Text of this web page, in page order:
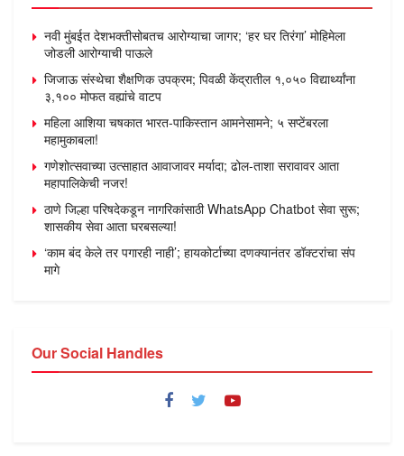
नवी मुंबईत देशभक्तीसोबतच आरोग्याचा जागर; ‘हर घर तिरंगा’ मोहिमेला
जोडली आरोग्याची पाऊले
जिजाऊ संस्थेचा शैक्षणिक उपक्रम; पिवळी केंद्रातील १,०५० विद्यार्थ्यांना
३,१०० मोफत वह्यांचे वाटप
महिला आशिया चषकात भारत-पाकिस्तान आमनेसामने; ५ सप्टेंबरला
महामुकाबला!
गणेशोत्सवाच्या उत्साहात आवाजावर मर्यादा; ढोल-ताशा सरावावर आता
महापालिकेची नजर!
ठाणे जिल्हा परिषदेकडून नागरिकांसाठी WhatsApp Chatbot सेवा सुरू;
शासकीय सेवा आता घरबसल्या!
‘काम बंद केले तर पगारही नाही’; हायकोर्टाच्या दणक्यानंतर डॉक्टरांचा संप
मागे
Our Social Handles